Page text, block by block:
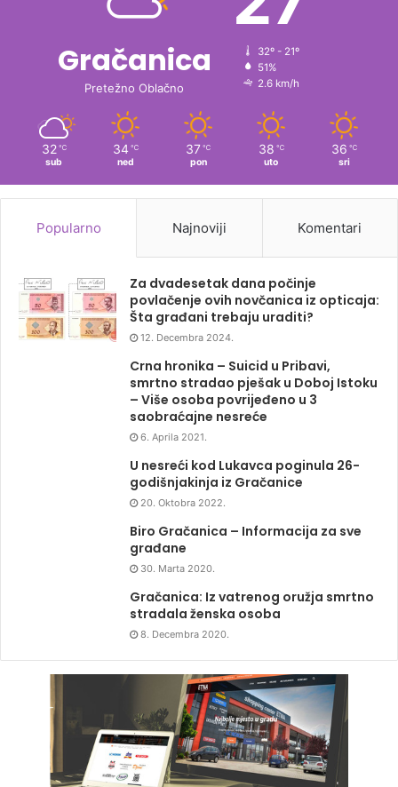
Gračanica
Pretežno Oblačno
32º - 21º
51%
2.6 km/h
32 ℃
sub
34 ℃
ned
37 ℃
pon
38 ℃
uto
36 ℃
sri
Popularno Najnoviji Komentari
Za dvadesetak dana počinje
povlačenje ovih novčanica iz opticaja:
Šta građani trebaju uraditi?
12. Decembra 2024.
Crna hronika – Suicid u Pribavi,
smrtno stradao pješak u Doboj Istoku
– Više osoba povrijeđeno u 3
saobraćajne nesreće
6. Aprila 2021.
U nesreći kod Lukavca poginula 26-
godišnjakinja iz Gračanice
20. Oktobra 2022.
Biro Gračanica – Informacija za sve
građane
30. Marta 2020.
Gračanica: Iz vatrenog oružja smrtno
stradala ženska osoba
8. Decembra 2020.